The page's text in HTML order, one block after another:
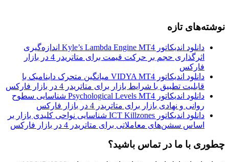
نوشته‌های تازه
دانلود اندیکاتور Kyle’s Lambda Engine MT4 اندازه‌گیری
اثرگذاری حجم بر حرکت قیمت برای متاتریدر 4 در بازار
فارکس
دانلود اندیکاتور VIDYA MT4 میانگین متحرک داینامیک با
قابلیت تطبیق با شرایط بازار برای متاتریدر 4 در بازار فارکس
دانلود اندیکاتور Psychological Levels MT4 شناسایی سطوح
روانی و نهادی بازار برای متاتریدر 4 در بازار فارکس
دانلود اندیکاتور ICT Killzones شناسایی نواحی کلیدی بازار بر
اساس سشن‌های معاملاتی برای متاتریدر 4 در بازار فارکس
چطوری با ما در تماس باشید؟